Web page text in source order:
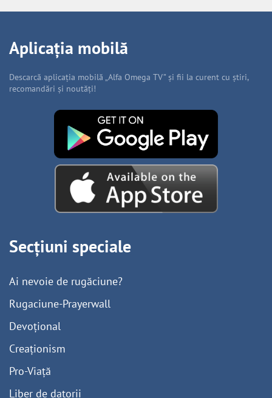
Aplicația mobilă
Descarcă aplicația mobilă „Alfa Omega TV” și fii la curent cu știri,
recomandări și noutăți!
Secțiuni speciale
Ai nevoie de rugăciune?
Rugaciune-Prayerwall
Devoțional
Creaționism
Pro-Viață
Liber de datorii